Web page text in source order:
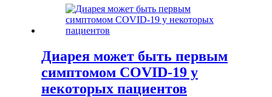
Диарея может быть первым
симптомом COVID-19 у
некоторых пациентов